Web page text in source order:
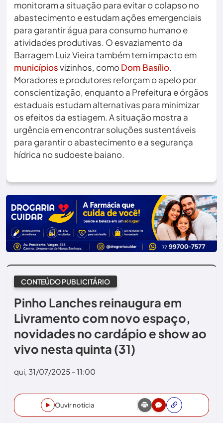
monitoram a situação para evitar o colapso no
abastecimento e estudam ações emergenciais
para garantir água para consumo humano e
atividades produtivas. O esvaziamento da
Barragem Luiz Vieira também tem impacto em
municípiosvizinhos, comoDom Basílio.
Moradores e produtores reforçam o apelo por
conscientização, enquanto a Prefeitura e órgãos
estaduais estudam alternativas para minimizar
os efeitos da estiagem. A situação mostra a
urgência em encontrar soluções sustentáveis
para garantir o abastecimento e a segurança
hídrica no sudoeste baiano.
CONTEÚDO PUBLICITÁRIO
Pinho Lanches reinaugura em
Livramento com novo espaço,
novidades no cardápio e show ao
vivo nesta quinta (31)
qui, 31/07/2025 - 11:00
Ouvir notícia